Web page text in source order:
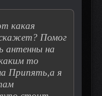
какая
Помог
антенны на
то
Припять,а я